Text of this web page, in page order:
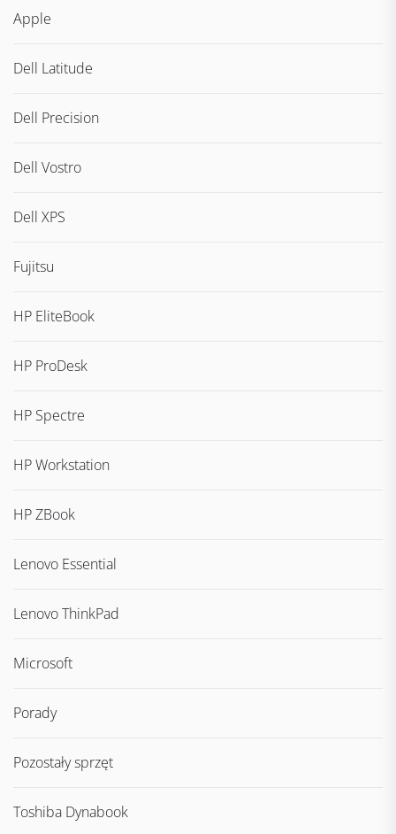
Apple
Dell Latitude
Dell Precision
Dell Vostro
Dell XPS
Fujitsu
HP EliteBook
HP ProDesk
HP Spectre
HP Workstation
HP ZBook
Lenovo Essential
Lenovo ThinkPad
Microsoft
Porady
Pozostały sprzęt
Toshiba Dynabook